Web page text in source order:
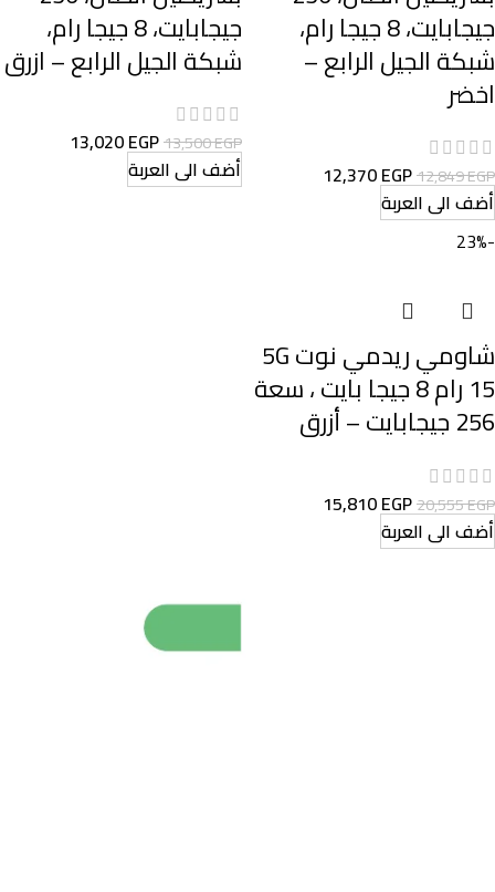
جيجابايت، 8 جيجا رام،
شبكة الجيل الرابع –
اخضر
12,849EGP
12,370EGP
أضف الى العربة
جيجابايت، 8 جيجا رام،
شبكة الجيل الرابع – ازرق
13,500EGP
13,020EGP
أضف الى العربة
-23%
شاومي ريدمي نوت 5G
15 رام 8 جيجا بايت ، سعة
256 جيجابايت – أزرق
20,555EGP
15,810EGP
أضف الى العربة